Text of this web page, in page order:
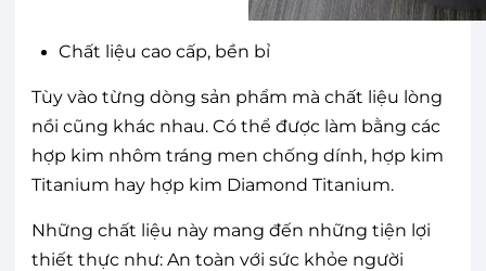
Chất liệu cao cấp, bền bỉ
Tùy vào từng dòng sản phẩm mà chất liệu lòng
nồi cũng khác nhau. Có thể được làm bằng các
hợp kim nhôm tráng men chống dính, hợp kim
Titanium hay hợp kim Diamond Titanium.
Những chất liệu này mang đến những tiện lợi
thiết thực như: An toàn với sức khỏe người